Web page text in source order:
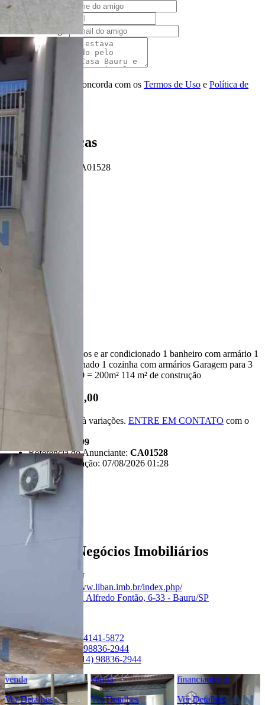
Nome do amigo
Seu e-mail
E-mail do amigo
Mensagem
Ao ENVIAR você concorda com os Termos de Uso e Política de
Privacidade
Enviar Indicação
Características
Referência: CA01528
Descrição
2 quartos com armários e ar condicionado 1 banheiro com armário 1
sala com ar condicionado 1 cozinha com armários Garagem para 3
carros Terreno 10x20 = 200m² 114 m² de construção
R$ 295.000,00
*Valor sujeito à variações. ENTRE EM CONTATO com o
481999
Referência do Anunciante: CA01528
Última atualização: 07/08/2026 01:28
Anunciante
Liban - Negócios Imobiliários
33006-J
https://www.liban.imb.br/index.php/
Rua Alfredo Fontão, 6-33 - Bauru/SP
Telefone:(14) 4141-5872
Telefone:(14) 98836-2944
WhatsApp:
(14) 98836-2944
venda
Ver Detalhes
venda
Ver Detalhes
financiamento
Ver Detalhes